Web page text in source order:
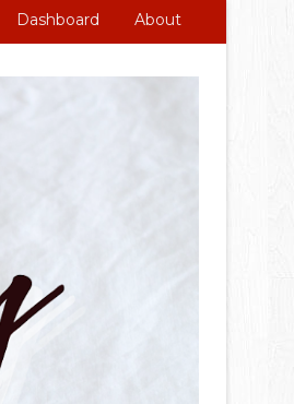
Dashboard About